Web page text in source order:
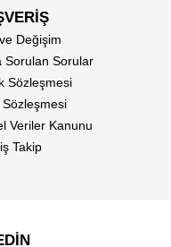
Değişim
Sorulan Sorular
Sözleşmesi
Sözleşmesi
Veriler Kanunu
Takip